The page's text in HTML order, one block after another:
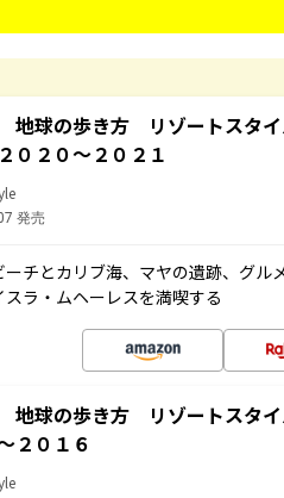
地球の歩き方 リゾートスタ
０２０～２０２１
発売
ーチとカリブ海、マヤの遺跡、グル
スラ・ムヘーレスを満喫する
地球の歩き方 リゾートスタ
２０１６